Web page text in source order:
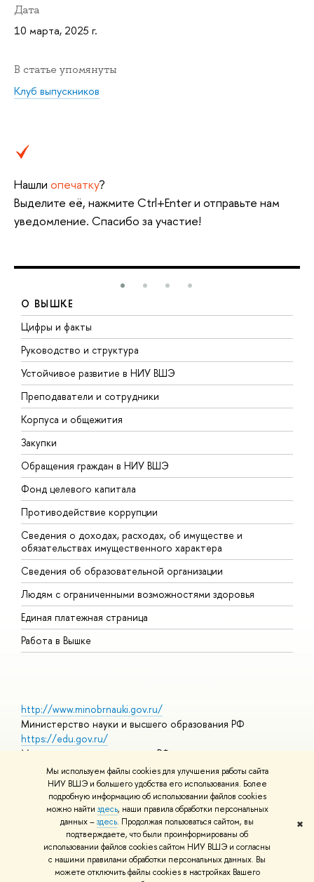
Мы используем файлы cookies для улучшения работы сайта
НИУ ВШЭ и большего удобства его использования. Более
подробную информацию об использовании файлов cookies
можно найти здесь, наши правила обработки персональных
данных –здесь. Продолжая пользоваться сайтом, вы
подтверждаете, что были проинформированы об
использовании файлов cookies сайтом НИУ ВШЭ и согласны
с нашими правилами обработки персональных данных. Вы
можете отключить файлы cookies в настройках Вашего
✖
Дата
10 марта, 2025 г.
В статье упомянуты
Клуб выпускников
Нашли опечатку?
Выделите её, нажмите Ctrl+Enter и отправьте нам
уведомление. Спасибо за участие!
О ВЫШКЕ
Цифры и факты
Руководство и структура
Устойчивое развитие в НИУ ВШЭ
Преподаватели и сотрудники
Корпуса и общежития
Закупки
Обращения граждан в НИУ ВШЭ
Фонд целевого капитала
Противодействие коррупции
Сведения о доходах, расходах, об имуществе и
обязательствах имущественного характера
Сведения об образовательной организации
Людям с ограниченными возможностями здоровья
Единая платежная страница
Работа в Вышке
http://www.minobrnauki.gov.ru/
Министерство науки и высшего образования РФ
https://edu.gov.ru/
Министерство просвещения РФ
https://elearning.hse.ru/mooc
Массовые открытые онлайн-курсы
© НИУ ВШЭ 1993–2026 Адреса и контактыУсловия
использования материалов Политика конфиденциальности
Шрифты HSE Sans и HSE Slab разработаны вШколе дизайна НИУ